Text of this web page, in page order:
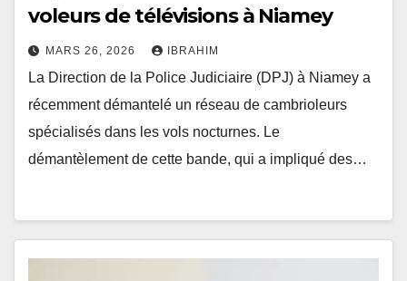
voleurs de télévisions à Niamey
MARS 26, 2026 IBRAHIM
La Direction de la Police Judiciaire (DPJ) à Niamey a
récemment démantelé un réseau de cambrioleurs
spécialisés dans les vols nocturnes. Le
démantèlement de cette bande, qui a impliqué des…